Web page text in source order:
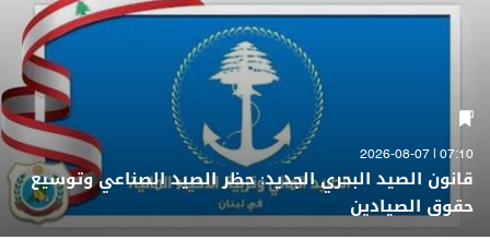
07:10 | 2026-08-07
قانون الصيد البحري الجديد: حظر الصيد الصناعي وتوسيع
حقوق الصيادين